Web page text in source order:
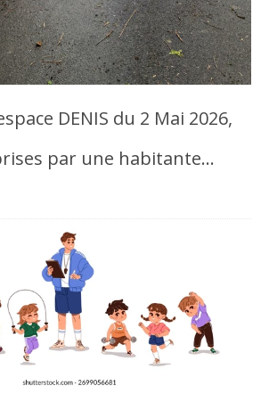
DENIS du 2 Mai 2026,
par une habitante…